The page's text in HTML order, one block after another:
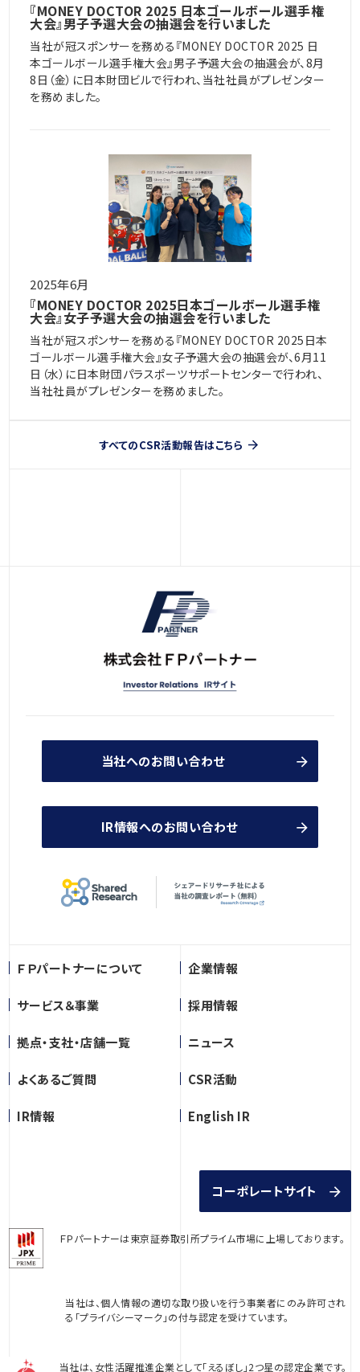
『MONEY DOCTOR 2025 日本ゴールボール選手権
大会』男子予選大会の抽選会を行いました
当社が冠スポンサーを務める『MONEY DOCTOR 2025 日
本ゴールボール選手権大会』男子予選大会の抽選会が、8月
8日（金）に日本財団ビルで行われ、当社社員がプレゼンター
を務めました。
2025年6月
『MONEY DOCTOR 2025日本ゴールボール選手権
大会』女子予選大会の抽選会を行いました
当社が冠スポンサーを務める『MONEY DOCTOR 2025日本
ゴールボール選手権大会』女子予選大会の抽選会が、6月11
日（水）に日本財団パラスポーツサポートセンターで行われ、
当社社員がプレゼンターを務めました。
すべてのCSR活動報告はこちら
当社へのお問い合わせ
IR情報へのお問い合わせ
ＦＰパートナーについて 企業情報
サービス＆事業 採用情報
拠点・支社・店舗一覧 ニュース
よくあるご質問 CSR活動
IR情報 English IR
コーポレートサイト
ＦＰパートナーは東京証券取引所プライム市場に上場しております。
当社は、個人情報の適切な取り扱いを行う事業者にのみ許可され
る「プライバシーマーク」の付与認定を受けています。
当社は、女性活躍推進企業として「えるぼし」2つ星の認定企業です。